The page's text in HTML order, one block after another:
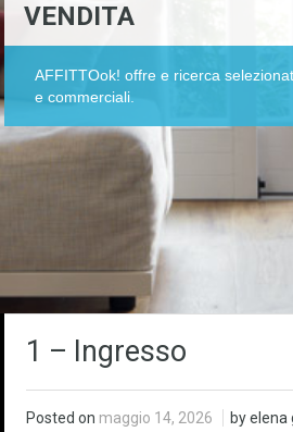
VENDITA
AFFITTOok! offre e ricerca
e commerciali.
1 – Ingresso
Posted on maggio 14, 2026 by elena